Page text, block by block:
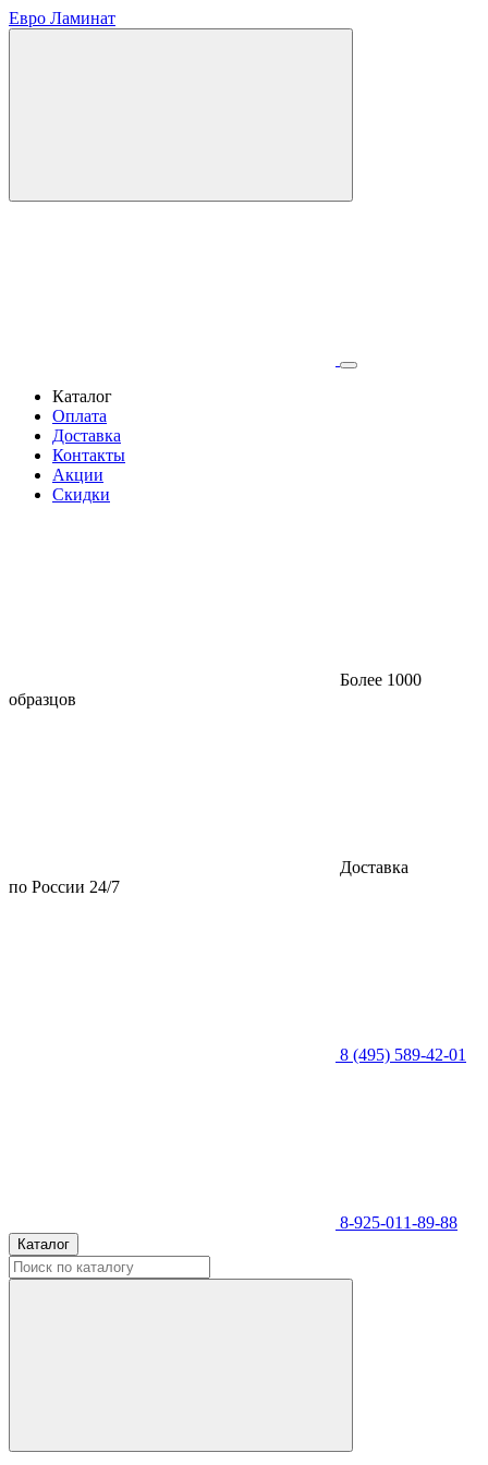
Евро Ламинат
Каталог
Оплата
Доставка
Контакты
Акции
Скидки
Более 1000
образцов
Доставка
по России 24/7
8 (495) 589-42-01
8-925-011-89-88
Каталог